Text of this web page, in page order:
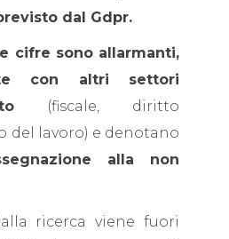
dal Gdpr.
cifre sono allarmanti,
con altri settori
(fiscale, diritto
del lavoro) e denotano
alla non
ricerca viene fuori